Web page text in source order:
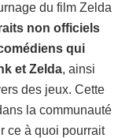
du film Zelda
non officiels
qui
et Zelda, ainsi
des jeux. Cette
la communauté
ce à quoi pourrait